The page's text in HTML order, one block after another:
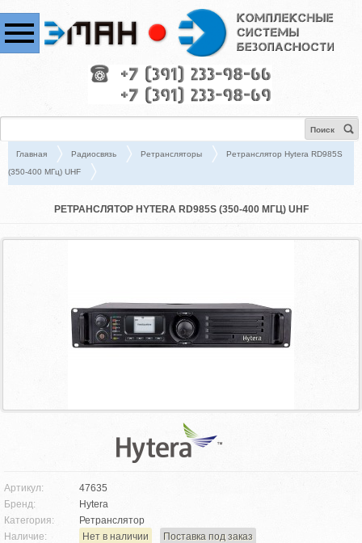
Поиск
Главная Радиосвязь Ретрансляторы
Ретранслятор Hytera RD985S
(350-400 МГц) UHF
РЕТРАНСЛЯТОР HYTERA RD985S (350-400 МГЦ) UHF
Артикул:
47635
Бренд:
Hytera
Категория:
Ретранслятор
Наличие:
Нет в наличии Поставка под заказ